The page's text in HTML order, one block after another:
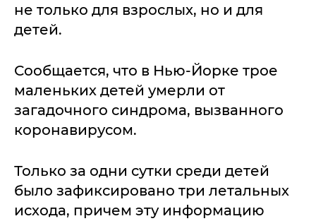
не только для взрослых, но и для
детей.
Сообщается, что в Нью-Йорке трое
маленьких детей умерли от
загадочного синдрома, вызванного
коронавирусом.
Только за одни сутки среди детей
было зафиксировано три летальных
исхода, причем эту информацию